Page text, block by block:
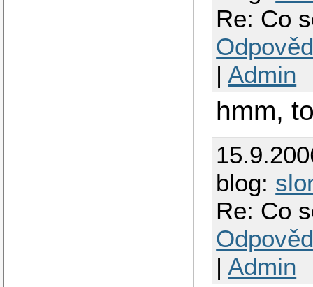
Re: Co
|Admin
hmm,
blog:
Re: Co
|Admin